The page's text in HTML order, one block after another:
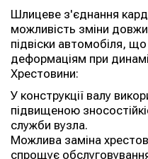
Шлицеве з'єднання
можливість зміни
підвіски автомобіля,
деформаціям при
Хрестовини:
У конструкції валу
підвищеною
служби вузла.
Можлива заміна
спрощує